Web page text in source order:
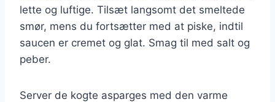
lette og luftige. Tilsæt langsomt det smeltede
smør, mens du fortsætter med at piske, indtil
saucen er cremet og glat. Smag til med salt og
peber.
Server de kogte asparges med den varme